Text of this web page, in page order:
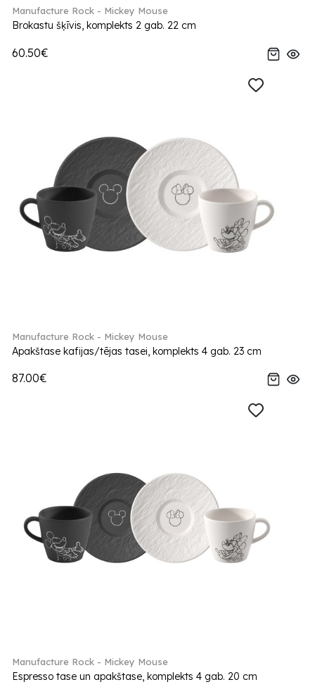
Manufacture Rock - Mickey Mouse
Brokastu šķīvis, komplekts 2 gab. 22 cm
60.50€
Manufacture Rock - Mickey Mouse
Apakštase kafijas/tējas tasei, komplekts 4 gab. 23 cm
87.00€
Manufacture Rock - Mickey Mouse
Espresso tase un apakštase, komplekts 4 gab. 20 cm